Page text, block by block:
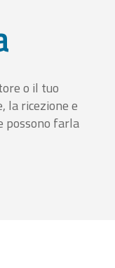
o il tuo
la ricezione e
possono farla